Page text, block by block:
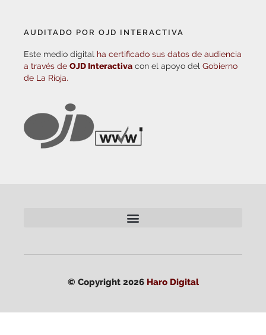
AUDITADO POR OJD INTERACTIVA
Este medio digital ha certificado sus datos de audiencia
a través de OJD Interactiva con el apoyo del Gobierno
de La Rioja.
© Copyright 2026 Haro Digital